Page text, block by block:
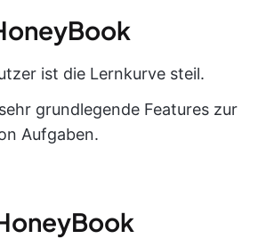
ist die Lernkurve steil.
grundlegende Features zur
Aufgaben.